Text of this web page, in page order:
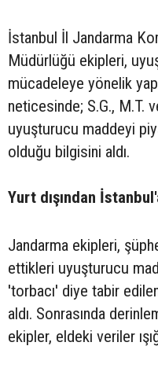
İstanbul İl Jandarma
Müdürlüğü ekipleri,
mücadeleye yönelik
neticesinde; S.G., M.T.
uyuşturucu maddeyi
olduğu bilgisini aldı.
Yurt dışından
Jandarma ekipleri,
ettikleri uyuşturucu
'torbacı' diye tabir
aldı. Sonrasında
ekipler, eldeki veriler